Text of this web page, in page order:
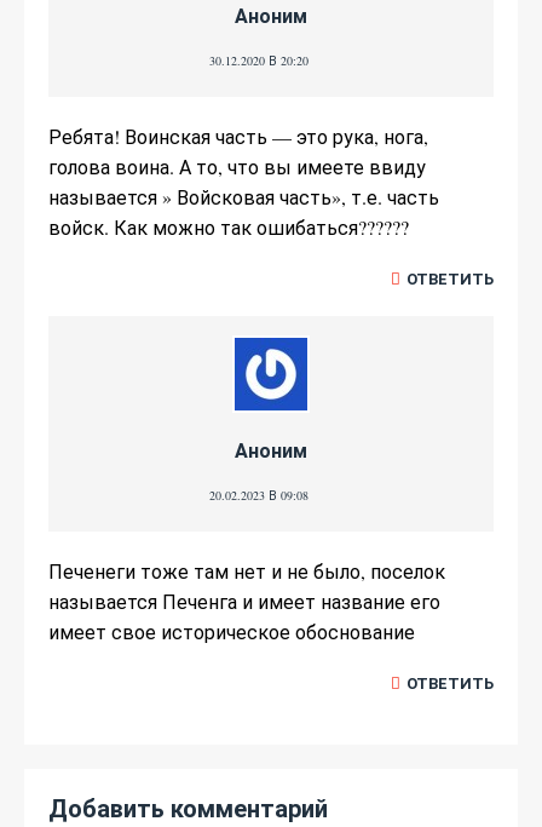
Аноним
30.12.2020 В 20:20
Ребята! Воинская часть — это рука, нога,
голова воина. А то, что вы имеете ввиду
называется » Войсковая часть», т.е. часть
войск. Как можно так ошибаться??????
ОТВЕТИТЬ
Аноним
20.02.2023 В 09:08
Печенеги тоже там нет и не было, поселок
называется Печенга и имеет название его
имеет свое историческое обоснование
ОТВЕТИТЬ
Добавить комментарий